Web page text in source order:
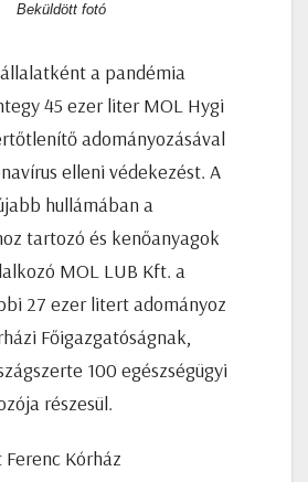
Beküldött fotó
a pandémia
45 ezer liter MOL Hygi
adományozásával
elleni védekezést. A
hullámában a
tartozó és kenőanyagok
MOL LUB Kft. a
27 ezer litert adományoz
Főigazgatóságnak,
100 egészségügyi
részesül.
Kórház